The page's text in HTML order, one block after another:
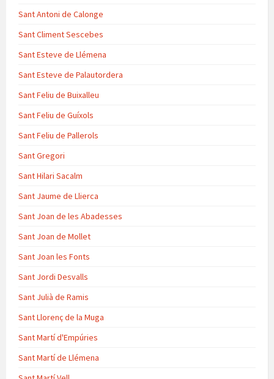
Sant Antoni de Calonge
Sant Climent Sescebes
Sant Esteve de Llémena
Sant Esteve de Palautordera
Sant Feliu de Buixalleu
Sant Feliu de Guíxols
Sant Feliu de Pallerols
Sant Gregori
Sant Hilari Sacalm
Sant Jaume de Llierca
Sant Joan de les Abadesses
Sant Joan de Mollet
Sant Joan les Fonts
Sant Jordi Desvalls
Sant Julià de Ramis
Sant Llorenç de la Muga
Sant Martí d'Empúries
Sant Martí de Llémena